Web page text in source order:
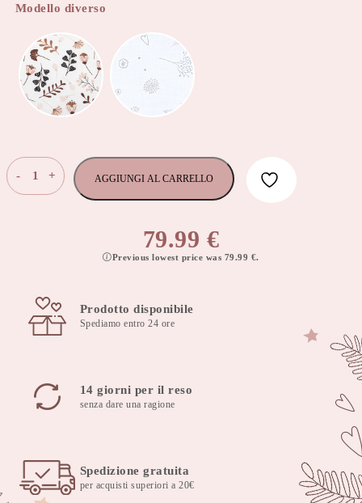
Modello diverso
-
Grande
cuscino
lux
quantità
+ AGGIUNGI AL CARRELLO
79.99 €
Previous lowest price was 79.99 €.
Prodotto disponibile
Spediamo entro 24 ore
14 giorni per il reso
senza dare una ragione
Spedizione gratuita
per acquisti superiori a 20€